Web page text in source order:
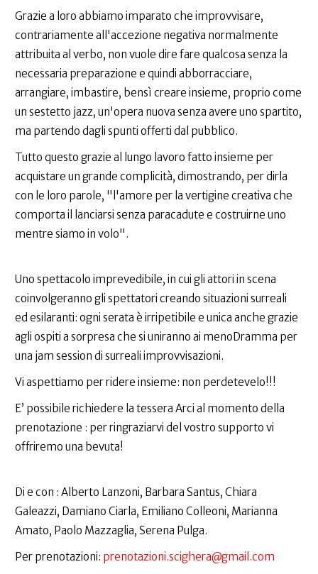
Grazie a loro abbiamo imparato che improvvisare,
contrariamente all'accezione negativa normalmente
attribuita al verbo, non vuole dire fare qualcosa senza la
necessaria preparazione e quindi abborracciare,
arrangiare, imbastire, bensì creare insieme, proprio come
un sestetto jazz, un'opera nuova senza avere uno spartito,
ma partendo dagli spunti offerti dal pubblico.
Tutto questo grazie al lungo lavoro fatto insieme per
acquistare un grande complicità, dimostrando, per dirla
con le loro parole, "l'amore per la vertigine creativa che
comporta il lanciarsi senza paracadute e costruirne uno
mentre siamo in volo".
Uno spettacolo imprevedibile, in cui gli attori in scena
coinvolgeranno gli spettatori creando situazioni surreali
ed esilaranti: ogni serata è irripetibile e unica anche grazie
agli ospiti a sorpresa che si uniranno ai menoDramma per
una jam session di surreali improvvisazioni.
Vi aspettiamo per ridere insieme: non perdetevelo!!!
E’ possibile richiedere la tessera Arci al momento della
prenotazione : per ringraziarvi del vostro supporto vi
offriremo una bevuta!
Di e con : Alberto Lanzoni, Barbara Santus, Chiara
Galeazzi, Damiano Ciarla, Emiliano Colleoni, Marianna
Amato, Paolo Mazzaglia, Serena Pulga.
Per prenotazioni: prenotazioni.scighera@gmail.com